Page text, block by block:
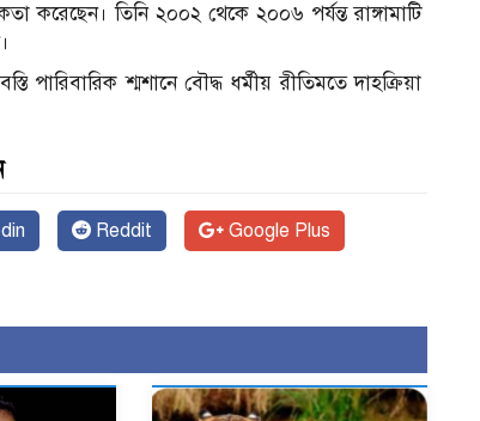
করেছেন। তিনি ২০০২ থেকে ২০০৬ পর্যন্ত রাঙ্গামাটি
পারিবারিক শ্মশানে বৌদ্ধ ধর্মীয় রীতিমতে দাহক্রিয়া
Reddit Google Plus